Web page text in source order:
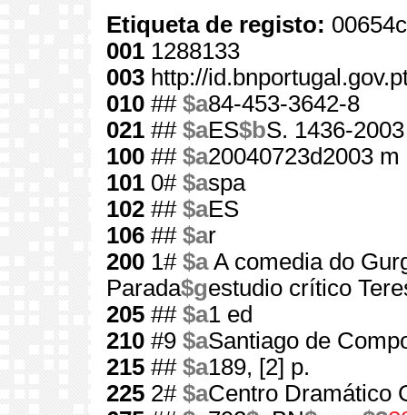
Etiqueta de registo:
001 1288133
003 http://
010 ## $a84-453-3642-8
021 ## $aES$bS. 1436-2003
100 ## $a20040723d2003
101 0# $aspa
102 ## $aES
106 ## $ar
200 1# $aA comedia do
Parada$gestudio crítico
205 ## $a1 ed
210 #9 $aSantiago de
215 ## $a189, [2] p.
225 2# $aCentro Dramático